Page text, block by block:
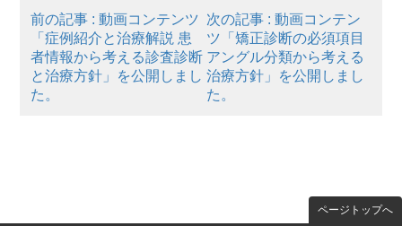
前の記事 : 動画コンテンツ
「症例紹介と治療解説 患
者情報から考える診査診断
と治療方針」を公開しまし
た。
次の記事 : 動画コンテン
ツ「矯正診断の必須項目
アングル分類から考える
治療方針」を公開しまし
た。
ページトップへ